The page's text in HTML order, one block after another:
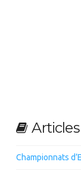
Championnats